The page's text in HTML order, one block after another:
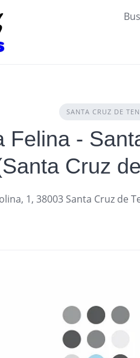
SANTA CRUZ DE
Felina -
Cruz